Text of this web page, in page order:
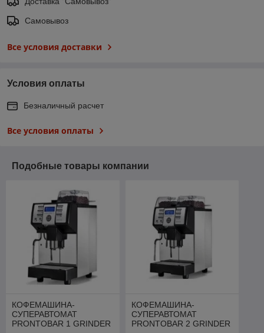
Самовывоз
Все условия доставки
Условия оплаты
Безналичный расчет
Все условия оплаты
Подобные товары компании
КОФЕМАШИНА-
СУПЕРАВТОМАТ
PRONTOBAR 1 GRINDER
КОФЕМАШИНА-
СУПЕРАВТОМАТ
PRONTOBAR 2 GRINDER